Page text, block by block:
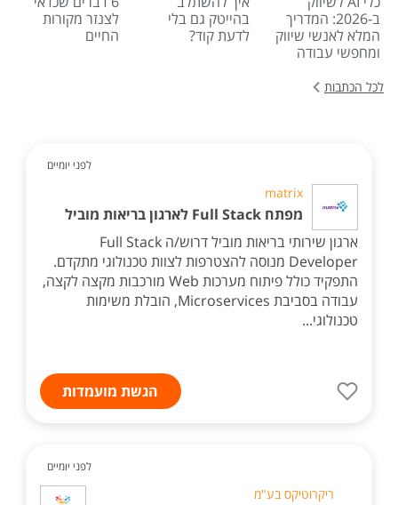
ב-2026: המדריך
המלא לאנשי שיווק
ומחפשי עבודה
בהייטק גם בלי
לדעת קוד?
לצנזר מקורות
החיים
לכל הכתבות
לפני יומיים
matrix
מפתח Full Stack לארגון בריאות מוביל
ארגון שירותי בריאות מוביל דרוש/ה Full Stack
Developer מנוסה להצטרפות לצוות טכנולוגי מתקדם.
התפקיד כולל פיתוח מערכות Web מורכבות מקצה לקצה,
עבודה בסביבת Microservices, הובלת משימות
טכנולוגי...
הגשת מועמדות
לפני יומיים
ריקרוטיקס בע"מ